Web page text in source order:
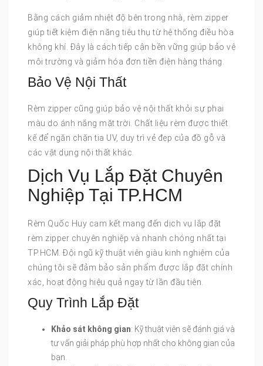
Bằng cách giảm nhiệt độ bên trong nhà, rèm zipper
giúp tiết kiệm điện năng tiêu thụ từ hệ thống điều hòa
không khí. Đây là cách tiếp cận bền vững giúp bảo vệ
môi trường và giảm hóa đơn tiền điện hàng tháng.
Bảo Vệ Nội Thất
Rèm zipper cũng giúp bảo vệ nội thất khỏi sự phai
màu do ánh nắng mặt trời. Chất liệu rèm được thiết
kế để ngăn chặn tia UV, duy trì vẻ đẹp của đồ gỗ và
các vật dụng nội thất khác.
Dịch Vụ Lắp Đặt Chuyên
Nghiệp Tại TP.HCM
Rèm Quốc Huy cam kết mang đến dịch vụ lắp đặt
rèm zipper chuyên nghiệp và nhanh chóng nhất tại
TP.HCM. Đội ngũ kỹ thuật viên giàu kinh nghiệm của
chúng tôi sẽ đảm bảo sản phẩm được lắp đặt chính
xác, hoạt động hiệu quả ngay từ lần đầu tiên.
Quy Trình Lắp Đặt
Khảo sát không gian: Kỹ thuật viên sẽ đánh giá và
tư vấn giải pháp phù hợp nhất cho không gian của
bạn.